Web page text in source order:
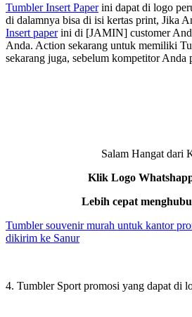
Tumbler Insert Paperini dapat di logo
di dalamnya bisa di isi kertas print, Jika
Insert paperini di [JAMIN] customer
Anda. Action sekarang untuk memiliki
sekarang juga, sebelum kompetitor Anda
Salam Hangat dari
Klik Logo
Lebih cepat
Tumbler souvenir murah untuk kantor
dikirim ke Sanur
4. Tumbler Sport promosi yang dapat di